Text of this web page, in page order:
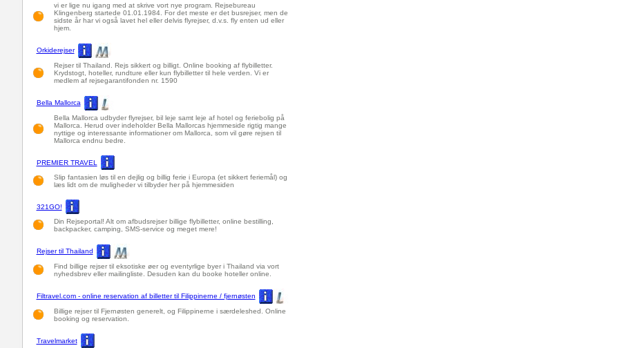
vi er lige nu igang med at skrive vort nye program. Rejsebureau
Klingenberg startede 01.01.1984. For det meste er det busrejser, men de
sidste år har vi også lavet hel eller delvis flyrejser, d.v.s. fly enten ud eller
hjem.
Orkiderejser
Rejser til Thailand. Rejs sikkert og billigt. Online booking af flybilletter.
Krydstogt, hoteller, rundture eller kun flybilletter til hele verden. Vi er
medlem af rejsegarantifonden nr. 1590
Bella Mallorca
Bella Mallorca udbyder flyrejser, bil leje samt leje af hotel og feriebolig på
Mallorca. Herud over indeholder Bella Mallorcas hjemmeside rigtig mange
nyttige og interessante informationer om Mallorca, som vil gøre rejsen til
Mallorca endnu bedre.
PREMIER TRAVEL
Slip fantasien løs til en dejlig og billig ferie i Europa (et sikkert feriemål) og
læs lidt om de muligheder vi tilbyder her på hjemmesiden
321GO!
Din Rejseportal! Alt om afbudsrejser billige flybilletter, online bestilling,
backpacker, camping, SMS-service og meget mere!
Rejser til Thailand
Find billige rejser til eksotiske øer og eventyrlige byer i Thailand via vort
nyhedsbrev eller mailingliste. Desuden kan du booke hoteller online.
Filtravel.com - online reservation af billetter til Filippinerne / fjernøsten
Billige rejser til Fjernøsten generelt, og Filippinerne i særdeleshed. Online
booking og reservation.
Travelmarket